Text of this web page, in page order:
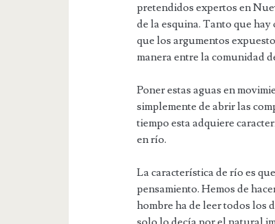
pretendidos expertos en
de la esquina. Tanto que
que los argumentos
manera entre la comunidad
Poner estas aguas en
simplemente de abrir las
tiempo esta adquiere
en río.
La característica de río es
pensamiento. Hemos de
hombre ha de leer todos los